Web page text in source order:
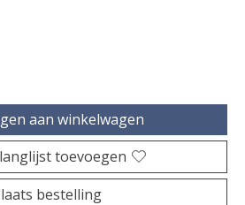
aan winkelwagen
toevoegen
bestelling